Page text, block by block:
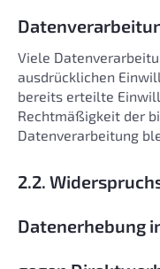
Viele
ausdrücklichen
bereits erteilte
Rechtmäßigkeit der
Datenverarbeitung
2.2.
Datenerhebung